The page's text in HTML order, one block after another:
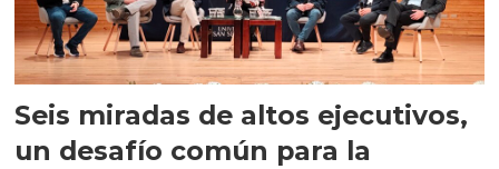
Seis miradas de altos ejecutivos,
un desafío común para la